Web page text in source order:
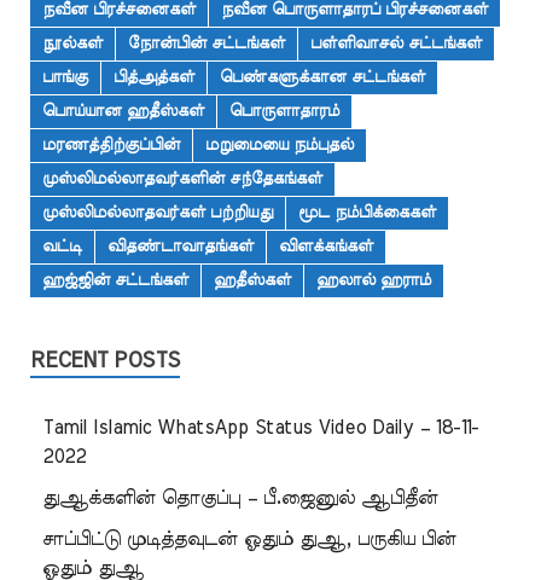
நவீன பிரச்சனைகள்
நவீன பொருளாதாரப் பிரச்சனைகள்
நூல்கள்
நோன்பின் சட்டங்கள்
பள்ளிவாசல் சட்டங்கள்
பாங்கு
பித்அத்கள்
பெண்களுக்கான சட்டங்கள்
பொய்யான ஹதீஸ்கள்
பொருளாதாரம்
மரணத்திற்குப்பின்
மறுமையை நம்புதல்
முஸ்லிமல்லாதவர்களின் சந்தேகங்கள்
முஸ்லிமல்லாதவர்கள் பற்றியது
மூட நம்பிக்கைகள்
வட்டி
விதண்டாவாதங்கள்
விளக்கங்கள்
ஹஜ்ஜின் சட்டங்கள்
ஹதீஸ்கள் ஹலால் ஹராம்
RECENT POSTS
Tamil Islamic WhatsApp Status Video Daily – 18-11-
2022
துஆக்களின் தொகுப்பு – பீ.ஜைனுல் ஆபிதீன்
சாப்பிட்டு முடித்தவுடன் ஓதும் துஆ, பருகிய பின்
ஓதும் துஆ